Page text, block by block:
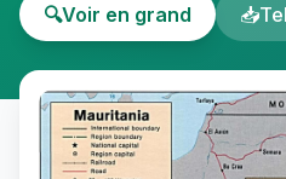
🔍Voir en grand 📥